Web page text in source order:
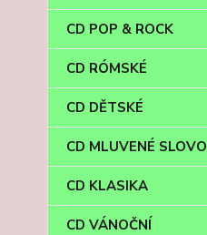
CD POP & ROCK
CD RÓMSKÉ
CD DĚTSKÉ
CD MLUVENÉ SLOVO
CD KLASIKA
CD VÁNOČNÍ